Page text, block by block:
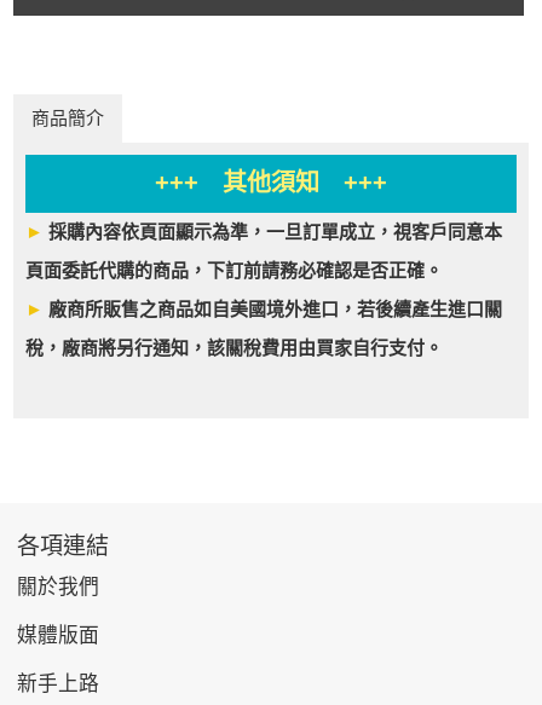
商品簡介
+++ 其他須知 +++
►採購內容依頁面顯示為準，一旦訂單成立，視客戶同意本
頁面委託代購的商品，下訂前請務必確認是否正確。
► 廠商所販售之商品如自美國境外進口，若後續產生進口關
稅，廠商將另行通知，該關稅費用由買家自行支付。
各項連結
關於我們
媒體版面
新手上路